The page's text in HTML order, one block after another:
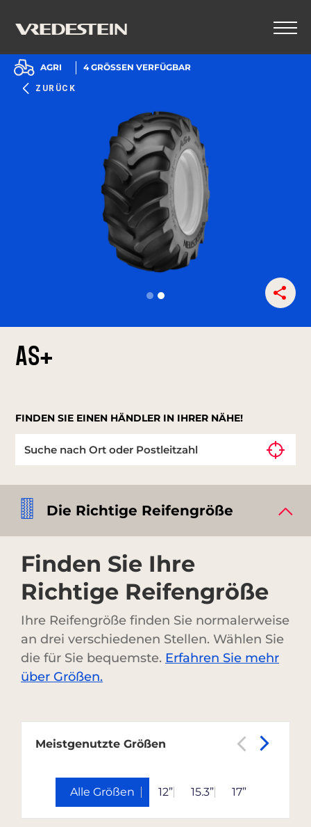
ZURÜCK
AGRI 4GRÖSSEN VERFÜGBAR
AS+
FINDEN SIE EINEN HÄNDLER IN IHRER NÄHE!
Die Richtige Reifengröße
Finden Sie Ihre
Richtige Reifengröße
Ihre Reifengröße finden Sie normalerweise
an drei verschiedenen Stellen. Wählen Sie
die für Sie bequemste. Erfahren Sie mehr
über Größen.
Meistgenutzte Größen
Alle Größen 12” 15.3” 17”